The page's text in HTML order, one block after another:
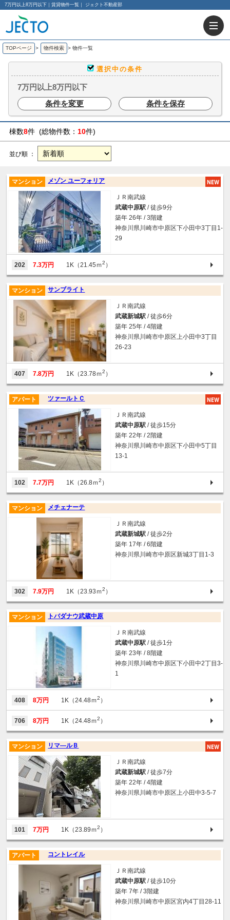
7万円以上8万円以下｜賃貸物件一覧｜ ジェクト不動産部
TOPページ > 物件検索 > 物件一覧
選択中の条件
7万円以上8万円以下
条件を変更
条件を保存
棟数8件 (総物件数： 10件)
並び順 ：
メゾン ユーフォリア
マンション
ＪＲ南武線
武蔵中原駅 / 徒歩9分
築年 26年 / 3階建
神奈川県川崎市中原区下小田中3丁目1-
29
202 7.3万円 1K（21.45ｍ2 ）
サンブライト
マンション
ＪＲ南武線
武蔵新城駅 / 徒歩6分
築年 25年 / 4階建
神奈川県川崎市中原区上小田中3丁目
26-23
407 7.8万円 1K（23.78ｍ2 ）
ツァールトＣ
アパート
ＪＲ南武線
武蔵中原駅 / 徒歩15分
築年 22年 / 2階建
神奈川県川崎市中原区下小田中5丁目
13-1
102 7.7万円 1K（26.8ｍ2 ）
メチェナーテ
マンション
ＪＲ南武線
武蔵新城駅 / 徒歩2分
築年 17年 / 6階建
神奈川県川崎市中原区新城3丁目1-3
302 7.9万円 1K（23.93ｍ2 ）
トバダナウ武蔵中原
マンション
ＪＲ南武線
武蔵中原駅 / 徒歩1分
築年 23年 / 8階建
神奈川県川崎市中原区下小田中2丁目3-
1
408 8万円 1K（24.48ｍ2 ）
706 8万円 1K（24.48ｍ2 ）
リマ―ルＢ
マンション
ＪＲ南武線
武蔵新城駅 / 徒歩7分
築年 22年 / 4階建
神奈川県川崎市中原区上小田中3-5-7
101 7万円 1K（23.89ｍ2 ）
コントレイル
アパート
ＪＲ南武線
武蔵中原駅 / 徒歩10分
築年 7年 / 3階建
神奈川県川崎市中原区宮内4丁目28-11